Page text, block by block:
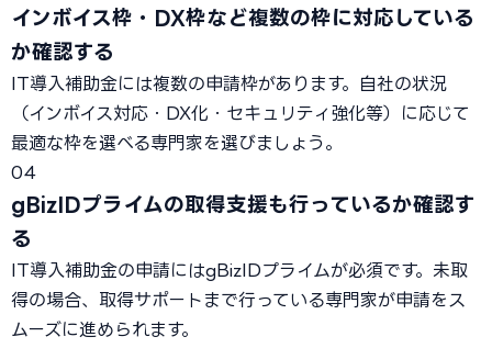
インボイス枠・DX枠など複数の枠に対応している
か確認する
IT導入補助金には複数の申請枠があります。自社の状況
（インボイス対応・DX化・セキュリティ強化等）に応じて
最適な枠を選べる専門家を選びましょう。
04
gBizIDプライムの取得支援も行っているか確認す
る
IT導入補助金の申請にはgBizIDプライムが必須です。未取
得の場合、取得サポートまで行っている専門家が申請をス
ムーズに進められます。